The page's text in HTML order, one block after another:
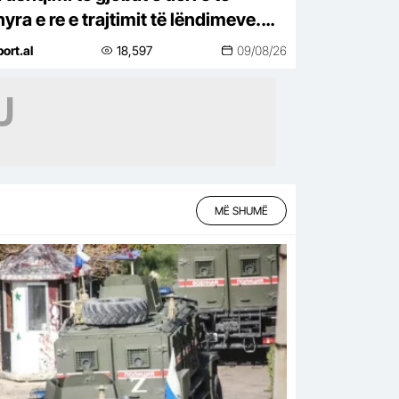
e re e trajtimit të lëndimeve.
e reja të Mourinho
18,597 09/08/26
MË SHUMË